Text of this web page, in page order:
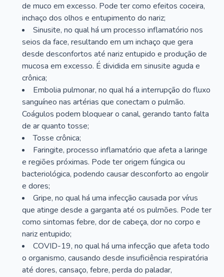
de muco em excesso. Pode ter como efeitos coceira,
inchaço dos olhos e entupimento do nariz;
Sinusite, no qual há um processo inflamatório nos
seios da face, resultando em um inchaço que gera
desde desconfortos até nariz entupido e produção de
mucosa em excesso. É dividida em sinusite aguda e
crônica;
Embolia pulmonar, no qual há a interrupção do fluxo
sanguíneo nas artérias que conectam o pulmão.
Coágulos podem bloquear o canal, gerando tanto falta
de ar quanto tosse;
Tosse crônica;
Faringite, processo inflamatório que afeta a laringe
e regiões próximas. Pode ter origem fúngica ou
bacteriológica, podendo causar desconforto ao engolir
e dores;
Gripe, no qual há uma infecção causada por vírus
que atinge desde a garganta até os pulmões. Pode ter
como sintomas febre, dor de cabeça, dor no corpo e
nariz entupido;
COVID-19, no qual há uma infecção que afeta todo
o organismo, causando desde insuficiência respiratória
até dores, cansaço, febre, perda do paladar,